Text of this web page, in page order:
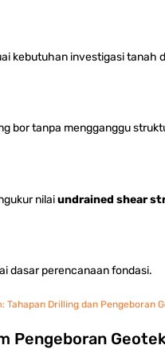
kebutuhan investigasi tanah
bor tanpa mengganggu
nilaiundrained shear
dasar perencanaan fondasi.
Tahapan Drilling dan Pengeboran
Pengeboran